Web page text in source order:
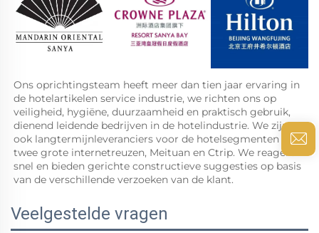
Ons oprichtingsteam heeft meer dan tien jaar ervaring in
de hotelartikelen service industrie, we richten ons op
veiligheid, hygiëne, duurzaamheid en praktisch gebruik,
dienend leidende bedrijven in de hotelindustrie. We zijn
ook langtermijnleveranciers voor de hotelsegmenten van
twee grote internetreuzen, Meituan en Ctrip. We reageren
snel en bieden gerichte constructieve suggesties op basis
van de verschillende verzoeken van de klant.
Veelgestelde vragen